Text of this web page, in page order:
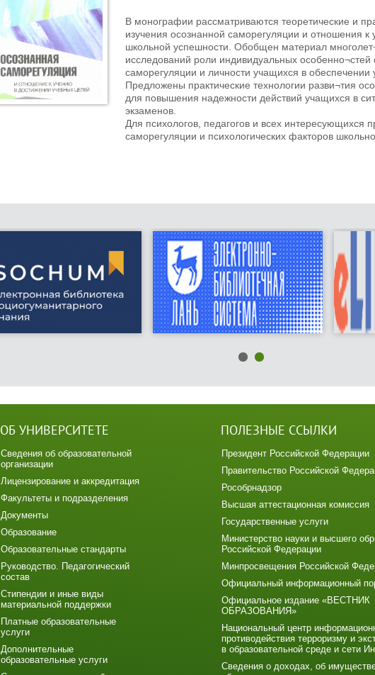
В монографии рассматриваются теоретические и
изучения осознанной саморегуляции и отношения к
школьной успешности. Обобщен материал
исследований роли индивидуальных особенно¬стей
саморегуляции и личности учащихся в обеспечении
Предложены практические технологии разви¬тия
для повышения надежности действий учащихся в
экзаменов.
Для психологов, педагогов и всех интересующихся
саморегуляции и психологических факторов
ОБ УНИВЕРСИТЕТЕ
Сведения об образовательной
организации
Лицензирование и аккредитация
Факультеты и подразделения
Документы
Образование
Образовательные стандарты
Руководство. Педагогический
состав
Стипендии и иные виды
материальной поддержки
Платные образовательные
услуги
Дополнительные
образовательные услуги
ПОЛЕЗНЫЕ ССЫЛКИ
Президент Российской Федерации
Правительство Российской
Рособрнадзор
Высшая аттестационная комиссия
Государственные услуги
Министерство науки и высшего
Российской Федерации
Минпросвещения Российской
Официальный информационный
Официальное издание «ВЕСТНИК
ОБРАЗОВАНИЯ»
Национальный центр
противодействия терроризму и
в образовательной среде и сети
Сведения о доходах, об